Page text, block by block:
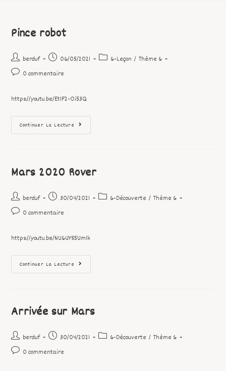
Pince robot
berduf 06/05/2021 6-Leçon / Thème 6
0 commentaire
https://youtu.be/Et1F2-Oi53Q
Continuer La Lecture
Mars 2020 Rover
berduf 30/04/2021 6-Découverte / Thème 6
0 commentaire
https://youtu.be/NU6UYS5Um1k
Continuer La Lecture
Arrivée sur Mars
berduf 30/04/2021 6-Découverte / Thème 6
0 commentaire